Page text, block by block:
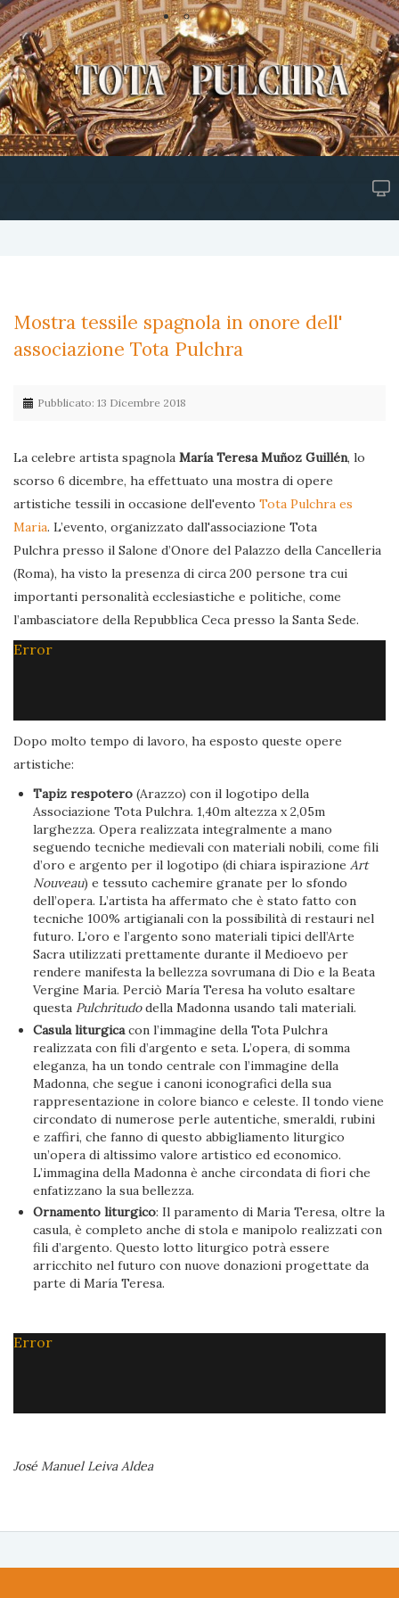
Mostra tessile spagnola in onore dell'
associazione Tota Pulchra
Pubblicato: 13 Dicembre 2018
La celebre artista spagnola María Teresa Muñoz Guillén, lo
scorso 6 dicembre, ha effettuato una mostra di opere
artistiche tessili in occasione dell'evento Tota Pulchra es
Maria. L’evento, organizzato dall'associazione Tota
Pulchra presso il Salone d’Onore del Palazzo della Cancelleria
(Roma), ha visto la presenza di circa 200 persone tra cui
importanti personalità ecclesiastiche e politiche, come
l’ambasciatore della Repubblica Ceca presso la Santa Sede.
Error
Dopo molto tempo di lavoro, ha esposto queste opere
artistiche:
Tapiz respotero (Arazzo) con il logotipo della
Associazione Tota Pulchra. 1,40m altezza x 2,05m
larghezza. Opera realizzata integralmente a mano
seguendo tecniche medievali con materiali nobili, come fili
d’oro e argento per il logotipo (di chiara ispirazioneArt
Nouveau) e tessuto cachemire granate per lo sfondo
dell’opera. L’artista ha affermato che è stato fatto con
tecniche 100% artigianali con la possibilità di restauri nel
futuro. L’oro e l’argento sono materiali tipici dell’Arte
Sacra utilizzati prettamente durante il Medioevo per
rendere manifesta la bellezza sovrumana di Dio e la Beata
Vergine Maria. Perciò María Teresa ha voluto esaltare
questa Pulchritudodella Madonna usando tali materiali.
Casula liturgicacon l’immagine della Tota Pulchra
realizzata con fili d’argento e seta. L’opera, di somma
eleganza, ha un tondo centrale con l’immagine della
Madonna, che segue i canoni iconografici della sua
rappresentazione in colore bianco e celeste. Il tondo viene
circondato di numerose perle autentiche, smeraldi, rubini
e zaffiri, che fanno di questo abbigliamento liturgico
un’opera di altissimo valore artistico ed economico.
L’immagina della Madonna è anche circondata di fiori che
enfatizzano la sua bellezza.
Ornamento liturgico: Il paramento di Maria Teresa, oltre la
casula, è completo anche di stola e manipolo realizzati con
fili d’argento. Questo lotto liturgico potrà essere
arricchito nel futuro con nuove donazioni progettate da
parte di María Teresa.
Error
José Manuel Leiva Aldea